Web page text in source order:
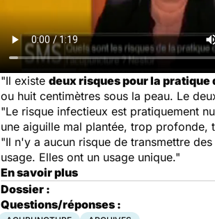
"Il existe deux risques pour la
ou huit centimètres sous la peau. Le
"Le risque infectieux est pratiquement
une aiguille mal plantée, trop
"Il n'y a aucun risque de transmettre
usage. Elles ont un usage unique."
En savoir plus
Dossier :
Questions/réponses :